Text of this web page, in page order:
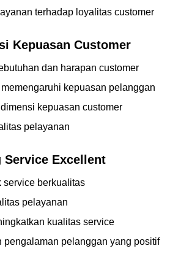
terhadap loyalitas customer
Kepuasan Customer
dan harapan customer
kepuasan pelanggan
kepuasan customer
pelayanan
Service Excellent
service berkualitas
pelayanan
kualitas service
pengalaman pelanggan yang positif